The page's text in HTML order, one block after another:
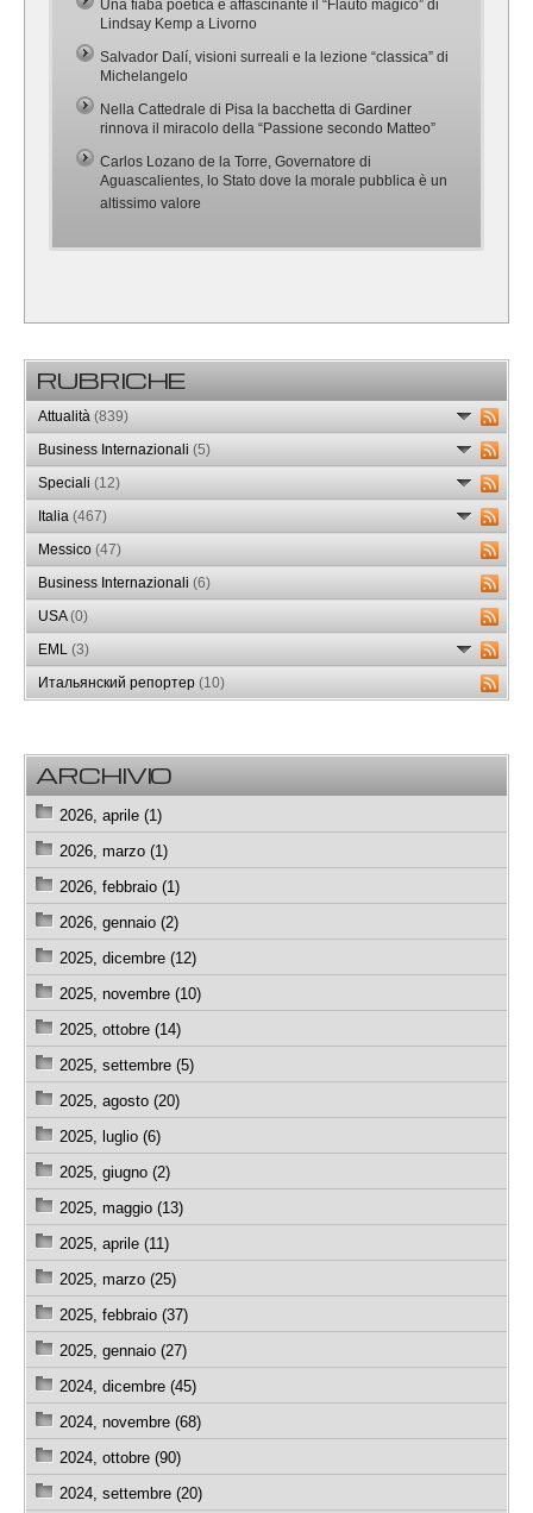
Una fiaba poetica e affascinante il “Flauto magico” di
Lindsay Kemp a Livorno
Salvador Dalí, visioni surreali e la lezione “classica” di
Michelangelo
Nella Cattedrale di Pisa la bacchetta di Gardiner
rinnova il miracolo della “Passione secondo Matteo”
Carlos Lozano de la Torre, Governatore di
Aguascalientes, lo Stato dove la morale pubblica è un
altissimo valore
RUBRICHE
Attualità (839)
Business Internazionali (5)
Speciali (12)
Italia (467)
Messico (47)
Business Internazionali (6)
USA(0)
EML (3)
Итальянский репортер (10)
ARCHIVIO
2026, aprile (1)
2026, marzo (1)
2026, febbraio (1)
2026, gennaio (2)
2025, dicembre (12)
2025, novembre (10)
2025, ottobre (14)
2025, settembre (5)
2025, agosto (20)
2025, luglio (6)
2025, giugno (2)
2025, maggio (13)
2025, aprile (11)
2025, marzo (25)
2025, febbraio (37)
2025, gennaio (27)
2024, dicembre (45)
2024, novembre (68)
2024, ottobre (90)
2024, settembre (20)